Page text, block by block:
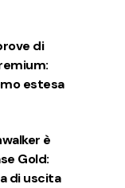
di
estesa
è
Gold:
di uscita